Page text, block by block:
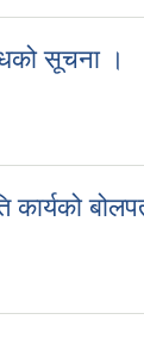
सूचना ।
कार्यको